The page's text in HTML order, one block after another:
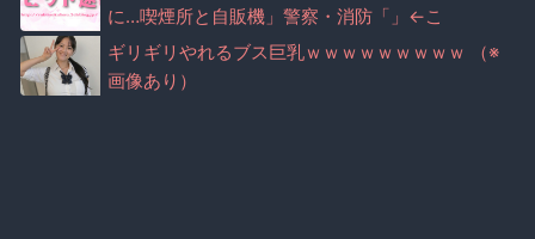
に…喫煙所と自販機」警察・消防「」←こ
れ・・・
ギリギリやれるブス巨乳ｗｗｗｗｗｗｗｗｗ （※
画像あり）